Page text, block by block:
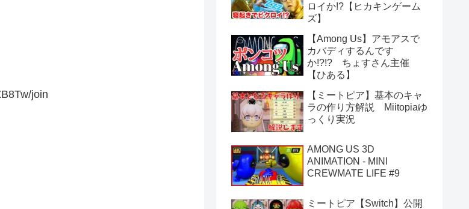
join
ロイか!?【ヒカキンゲーム
ズ】
【Among Us】アモアスで
カバディするんです
か!?!? ちょすさん主催
【ひある】
【ミートピア】基本のキャ
ラの作り方解説 Miitopiaゆ
っくり実況
AMONG US 3D
ANIMATION - MINI
CREWMATE LIFE #9
ミートピア【Switch】公開